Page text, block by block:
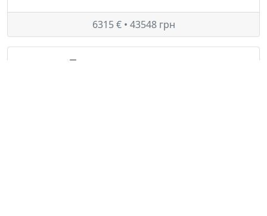
6315 € • 43548 грн
Таможенные платежи